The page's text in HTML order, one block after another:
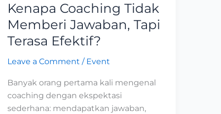
Kenapa Coaching Tidak
Memberi Jawaban, Tapi
Terasa Efektif?
Leave a Comment / Event
Banyak orang pertama kali mengenal
coaching dengan ekspektasi
sederhana: mendapatkan jawaban,
Kenapa
Coaching
Tidak
Memberi
Jawaban,
Terasa
Efektif?